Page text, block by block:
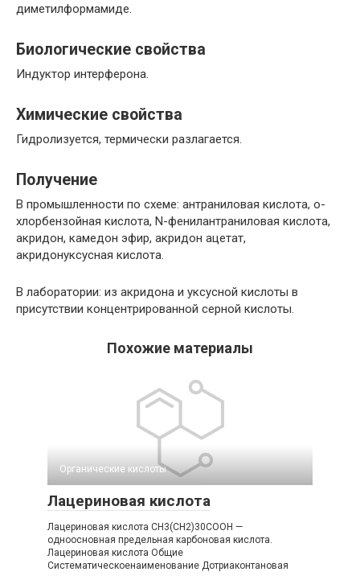
диметилформамиде.
Биологические свойства
Индуктор интерферона.
Химические свойства
Гидролизуется, термически разлагается.
Получение
В промышленности по схеме: антраниловая кислота, о-
хлорбензойная кислота, N-фенилантраниловая кислота,
акридон, камедон эфир, акридон ацетат,
акридонуксусная кислота.
В лаборатории: из акридона и уксусной кислоты в
присутствии концентрированной серной кислоты.
Похожие материалы
Органические кислоты‎
Лацериновая кислота
Лацериновая кислота CH3(CH2)30COOH —
одноосновная предельная карбоновая кислота.
Лацериновая кислота Общие
Систематическоенаименование Дотриаконтановая